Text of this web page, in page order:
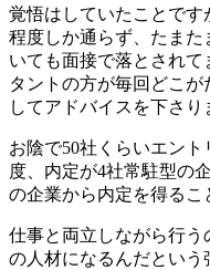
覚悟はしていたことです
程度しか通らず、たま
いても面接で落とされて
タントの方が毎回どこが
してアドバイス を下さり
お陰で50社くらいエン
度、内定が4社常駐型の
の企業から内定を得るこ
仕事と両立しながら行
の人材になるんだとい